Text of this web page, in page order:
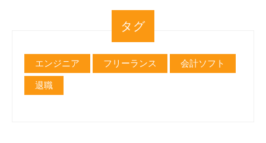
き
タグ
エンジニア フリーランス
会計ソフト
退職